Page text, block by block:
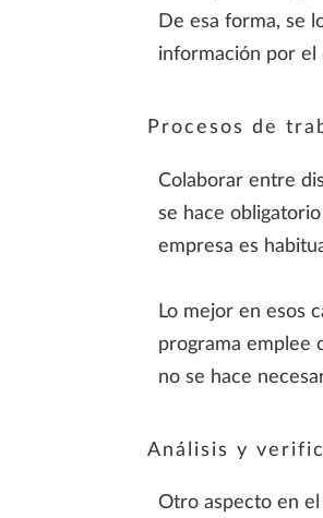
De esa forma, se
información por el
Procesos de
Colaborar entre
se hace
empresa es
Lo mejor en esos
programa emplee
no se hace
Análisis y
Otro aspecto en